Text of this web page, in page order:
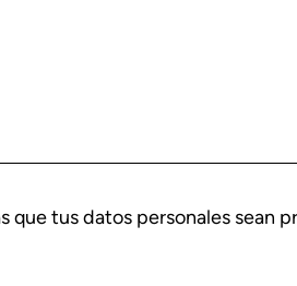
que tus datos personales sean